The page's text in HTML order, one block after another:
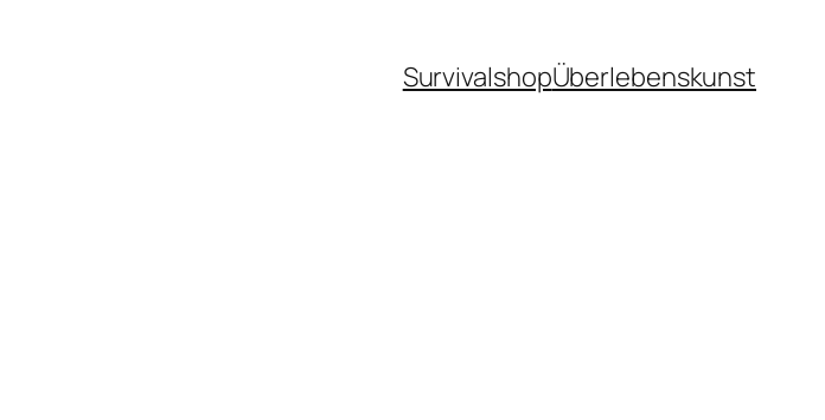
SurvivalshopÜberlebenskunst